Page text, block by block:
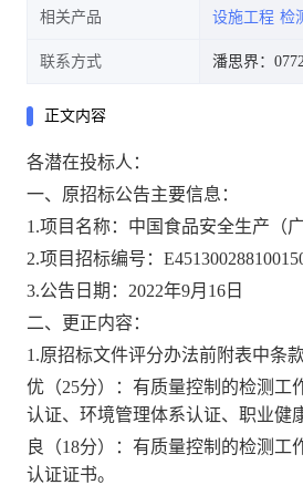
相关产品 设施工程 检
联系方式 潘思界：
正文内容
各潜在投标人：
一、原招标公告主要信息：
1.项目名称：中国食品安全生产（
2.项目招标编号：
3.公告日期：2022年9月16日
二、更正内容：
1.原招标文件评分办法前附表中条
优（25分）：有质量控制的检测工
认证、环境管理体系认证、职业健
良（18分）：有质量控制的检测工
认证证书。